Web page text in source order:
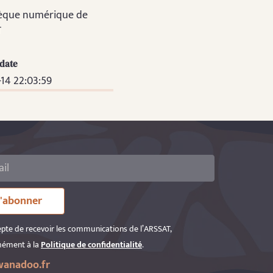
numérique de
22:03:59
de recevoir les communications de l’ARSSAT,
à laPolitique de confidentialité.